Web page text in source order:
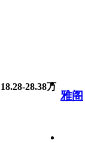
18.28-28.38万
雅阁